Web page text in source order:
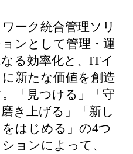
ーク統合管理ソリ
ョンとして管理・運
る効率化と、ITイ
新たな価値を創造
。「見つける」「守
き上げる」「新し
はじめる」の4つ
ョンによって、